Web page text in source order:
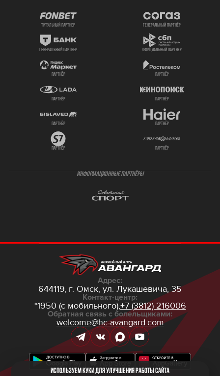
титульный партнер генеральный партнёр
генеральный партнёр официальный партнёр
партнёр партнёр
партнёр партнёр
партнёр партнёр
партнёр партнёр
ИНФОРМАЦИОННЫЕ ПАРТНЁРЫ
Адрес:
644119, г. Омск, ул. Лукашевича, 35
Контакт-центр:
*1950 (с мобильного),+7 (3812) 216006
Обратная связь с болельщиками:
welcome@hc-avangard.com
Используем куки для улучшения работы сайта